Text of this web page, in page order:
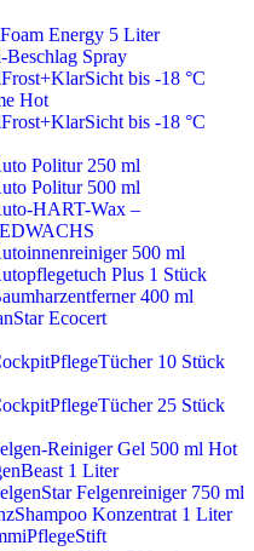
Energy 5 Liter
Beschlag Spray
bis -18 °C
Hot
bis -18 °C
Politur 250 ml
Politur 500 ml
HART-Wax –
500 ml
Plus 1 Stück
400 ml
Ecocert
10 Stück
25 Stück
Reiniger Gel 500 ml Hot
1 Liter
Felgenreiniger 750 ml
Konzentrat 1 Liter